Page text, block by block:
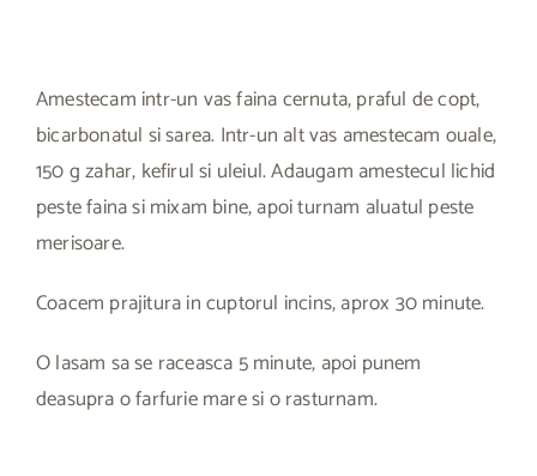
Amestecam intr-un vas faina cernuta, praful de copt,
bicarbonatul si sarea. Intr-un alt vas amestecam ouale,
150 g zahar, kefirul si uleiul. Adaugam amestecul lichid
peste faina si mixam bine, apoi turnam aluatul peste
merisoare.
Coacem prajitura in cuptorul incins, aprox 30 minute.
O lasam sa se raceasca 5 minute, apoi punem
deasupra o farfurie mare si o rasturnam.